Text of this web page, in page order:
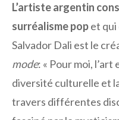
L’artiste argentin
surréalisme popet qui
Salvador Dali est le
mode: « Pour moi, l’art
diversité culturelle et
travers différentes